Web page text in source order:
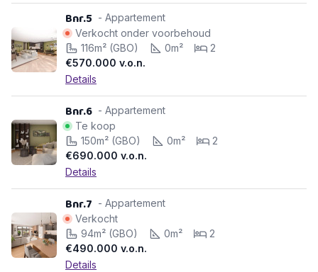
Bnr.5 - Appartement
Verkocht onder voorbehoud
116m² (GBO)
0m²
2
€570.000 v.o.n.
Details
Bnr.6 - Appartement
Te koop
150m² (GBO)
0m²
2
€690.000 v.o.n.
Details
Bnr.7 - Appartement
Verkocht
94m² (GBO)
0m²
2
€490.000 v.o.n.
Details